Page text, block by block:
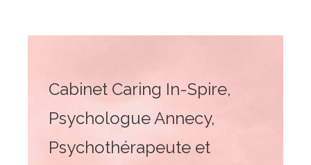
Cabinet Caring In-Spire,
Psychologue Annecy,
Psychothérapeute et